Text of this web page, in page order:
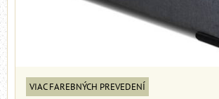
VIAC FAREBNÝCH PREVEDENÍ